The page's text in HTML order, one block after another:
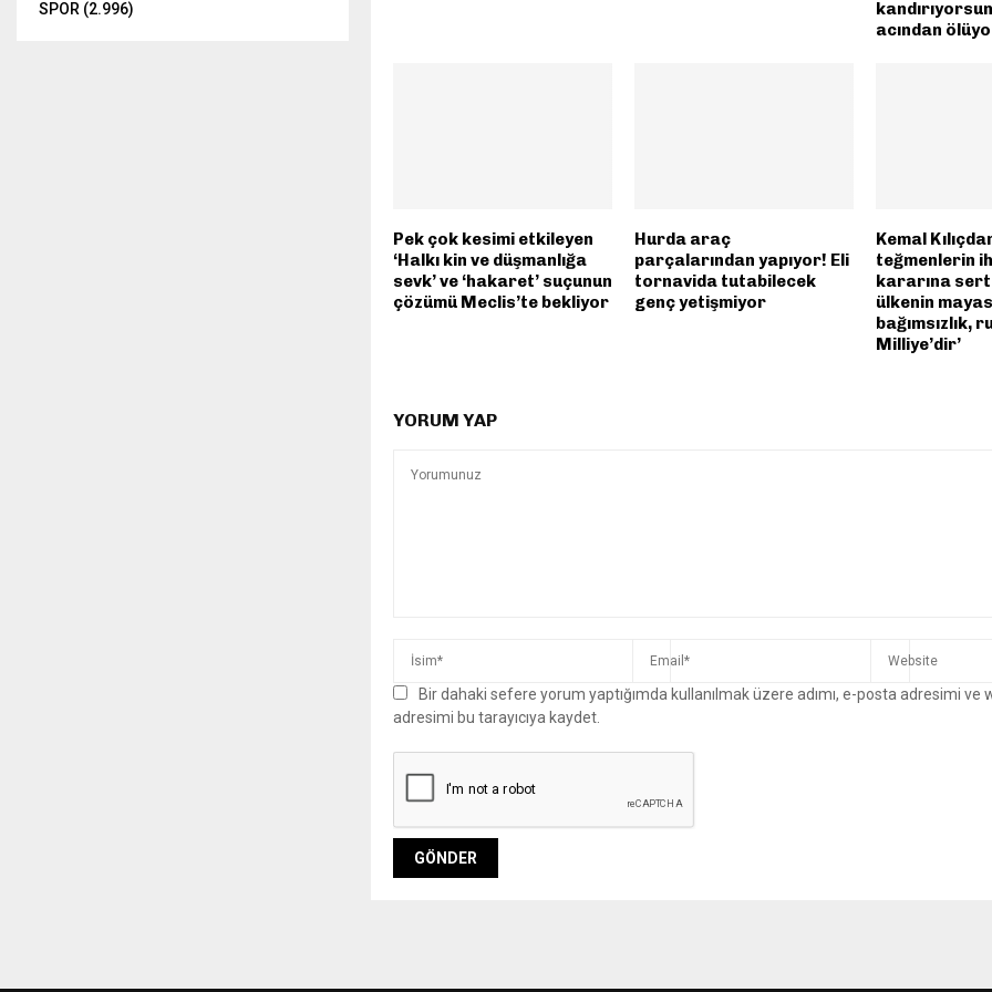
acından
Pek çok kesimi etkileyen
‘Halkı kin ve düşmanlığa
sevk’ ve ‘hakaret’ suçunun
çözümü Meclis’te bekliyor
Hurda araç
parçalarından yapıyor! Eli
tornavida tutabilecek
genç yetişmiyor
Kemal
teğmenlerin
kararına sert
ülkenin
bağımsızlık,
Milliye’dir’
YORUM YAP
Bir dahaki sefere yorum yaptığımda kullanılmak üzere adımı, e-posta adresimi ve
adresimi bu tarayıcıya kaydet.
SPOR (2.996)